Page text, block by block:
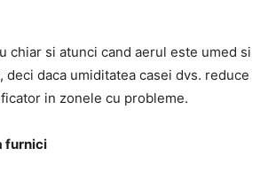
chiar si atunci cand aerul este umed si
daca umiditatea casei dvs. reduce
in zonele cu probleme.
furnici